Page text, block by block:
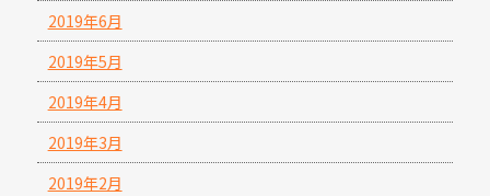
2019年6月
2019年5月
2019年4月
2019年3月
2019年2月